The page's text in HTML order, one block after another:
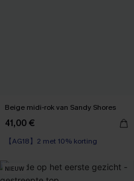
Beige midi-rok van Sandy Shores
41,00 €
【AG18】2 met 10% korting
NIEUW